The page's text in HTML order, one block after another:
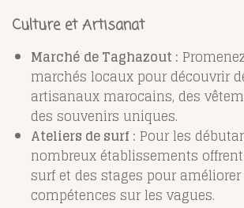
Culture et Artisanat
Marché de Taghazout :
marchés locaux pour découvrir
artisanaux marocains, des
des souvenirs uniques.
Ateliers de surf : Pour les
nombreux établissements
surf et des stages pour
compétences sur les vagues.